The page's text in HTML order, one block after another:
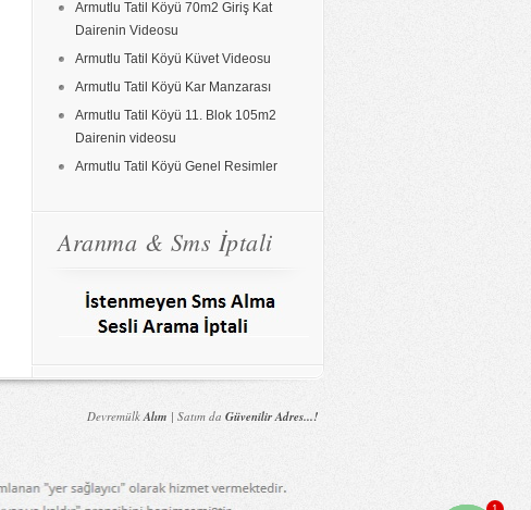
Armutlu Tatil Köyü 70m2 Giriş Kat
Dairenin Videosu
Armutlu Tatil Köyü Küvet Videosu
Armutlu Tatil Köyü Kar Manzarası
Armutlu Tatil Köyü 11. Blok 105m2
Dairenin videosu
Armutlu Tatil Köyü Genel Resimler
Aranma & Sms İptali
DevremülkAlım | Satım da Güvenilir Adres...!